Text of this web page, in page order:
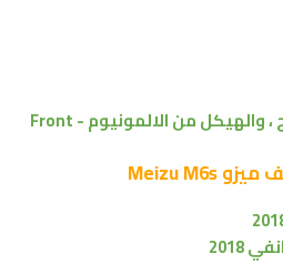
، والهيكل من الالمونيوم -Front
ميزو Meizu M6s
2018